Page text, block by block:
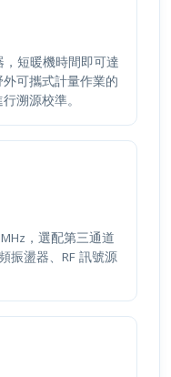
，短暖機時間即可達
可攜式計量作業的
溯源校準。
，選配第三通道
振盪器、RF 訊號源